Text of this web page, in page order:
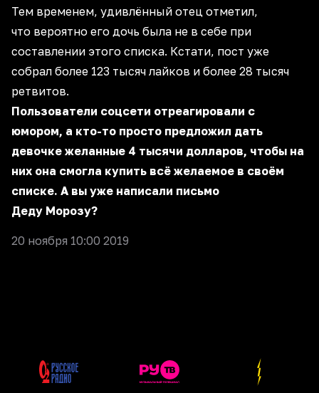
Тем временем, удивлённый отец отметил,
что вероятно его дочь была не в себе при
составлении этого списка. Кстати, пост уже
собрал более 123 тысяч лайков и более 28 тысяч
ретвитов.
Пользователи соцсети отреагировали с
юмором, а кто-то просто предложил дать
девочке желанные 4 тысячи долларов, чтобы на
них она смогла купить всё желаемое в своём
списке. А вы уже написали письмо
Деду Морозу?
20 ноября 10:00 2019